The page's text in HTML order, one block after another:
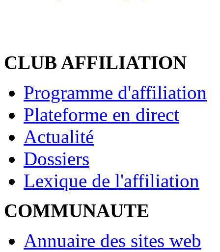
CLUB AFFILIATION
Programme d'affiliation
Plateforme en direct
Actualité
Dossiers
Lexique de l'affiliation
COMMUNAUTE
Annuaire des sites web